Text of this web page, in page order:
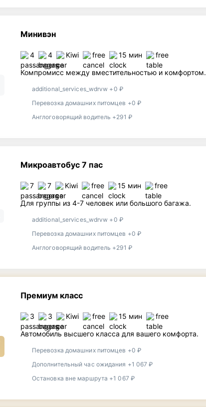
Минивэн
4 4 Kiwi free 15 мин free
Компромисс между вместительностью и комфортом.
additional_services_wdrvw +0 ₽
Перевозка домашних питомцев +0 ₽
Англоговорящий водитель +291 ₽
Микроавтобус 7 пас
7 7 Kiwi free 15 мин free
Для группы из 4-7 человек или большого багажа.
additional_services_wdrvw +0 ₽
Перевозка домашних питомцев +0 ₽
Англоговорящий водитель +291 ₽
Премиум класс
3 3 Kiwi free 15 мин free
Автомобиль высшего класса для вашего комфорта.
Перевозка домашних питомцев +0 ₽
Дополнительный час ожидания +1 067 ₽
Остановка вне маршрута +1 067 ₽